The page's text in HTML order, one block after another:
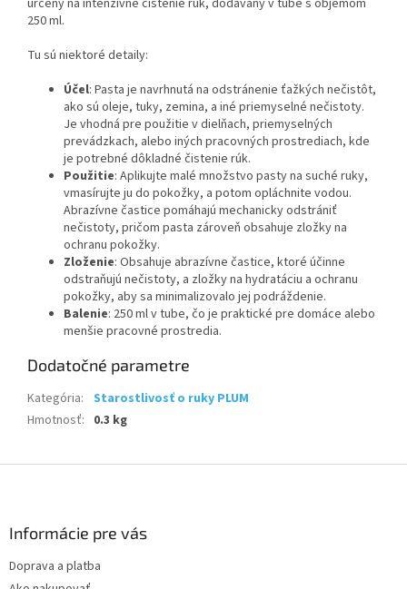
250 ml.
Tu sú niektoré detaily:
Účel: Pasta je navrhnutá na odstránenie ťažkých nečistôt,
ako sú oleje, tuky, zemina, a iné priemyselné nečistoty.
Je vhodná pre použitie v dielňach, priemyselných
prevádzkach, alebo iných pracovných prostrediach, kde
je potrebné dôkladné čistenie rúk.
Použitie: Aplikujte malé množstvo pasty na suché ruky,
vmasírujte ju do pokožky, a potom opláchnite vodou.
Abrazívne častice pomáhajú mechanicky odstrániť
nečistoty, pričom pasta zároveň obsahuje zložky na
ochranu pokožky.
Zloženie: Obsahuje abrazívne častice, ktoré účinne
odstraňujú nečistoty, a zložky na hydratáciu a ochranu
pokožky, aby sa minimalizovalo jej podráždenie.
Balenie: 250 ml v tube, čo je praktické pre domáce alebo
menšie pracovné prostredia.
Dodatočné parametre
Kategória: Starostlivosť o ruky PLUM
Hmotnosť: 0.3 kg
Informácie pre vás
Doprava a platba